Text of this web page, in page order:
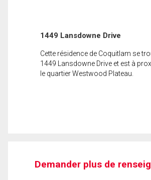
1449 Lansdowne Drive
Cette résidence de Coquitlam se
1449 Lansdowne Drive et est à
le quartier Westwood Plateau.
Demander plus de